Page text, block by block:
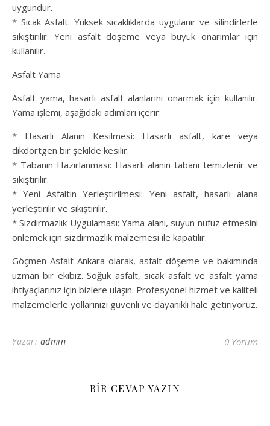
uygundur.
* Sıcak Asfalt: Yüksek sıcaklıklarda uygulanır ve silindirlerle
sıkıştırılır. Yeni asfalt döşeme veya büyük onarımlar için
kullanılır.
Asfalt Yama
Asfalt yama, hasarlı asfalt alanlarını onarmak için kullanılır.
Yama işlemi, aşağıdaki adımları içerir:
* Hasarlı Alanın Kesilmesi: Hasarlı asfalt, kare veya
dikdörtgen bir şekilde kesilir.
* Tabanın Hazırlanması: Hasarlı alanın tabanı temizlenir ve
sıkıştırılır.
* Yeni Asfaltın Yerleştirilmesi: Yeni asfalt, hasarlı alana
yerleştirilir ve sıkıştırılır.
* Sızdırmazlık Uygulaması: Yama alanı, suyun nüfuz etmesini
önlemek için sızdırmazlık malzemesi ile kapatılır.
Göçmen Asfalt Ankara olarak, asfalt döşeme ve bakımında
uzman bir ekibiz. Soğuk asfalt, sıcak asfalt ve asfalt yama
ihtiyaçlarınız için bizlere ulaşın. Profesyonel hizmet ve kaliteli
malzemelerle yollarınızı güvenli ve dayanıklı hale getiriyoruz.
Yazar: admin 0 Yorum
BIR CEVAP YAZIN